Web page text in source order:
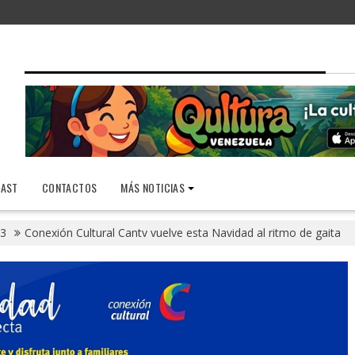
CONTACTOS MÁS NOTICIAS
Conexión Cultural Cantv vuelve esta Navidad al ritmo de gaita